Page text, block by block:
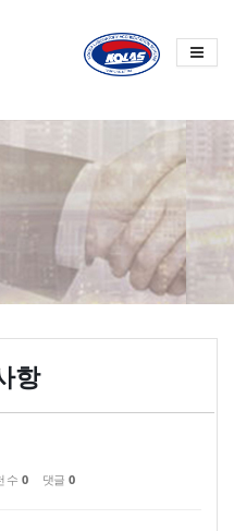
항
수 0 댓글 0
5
5